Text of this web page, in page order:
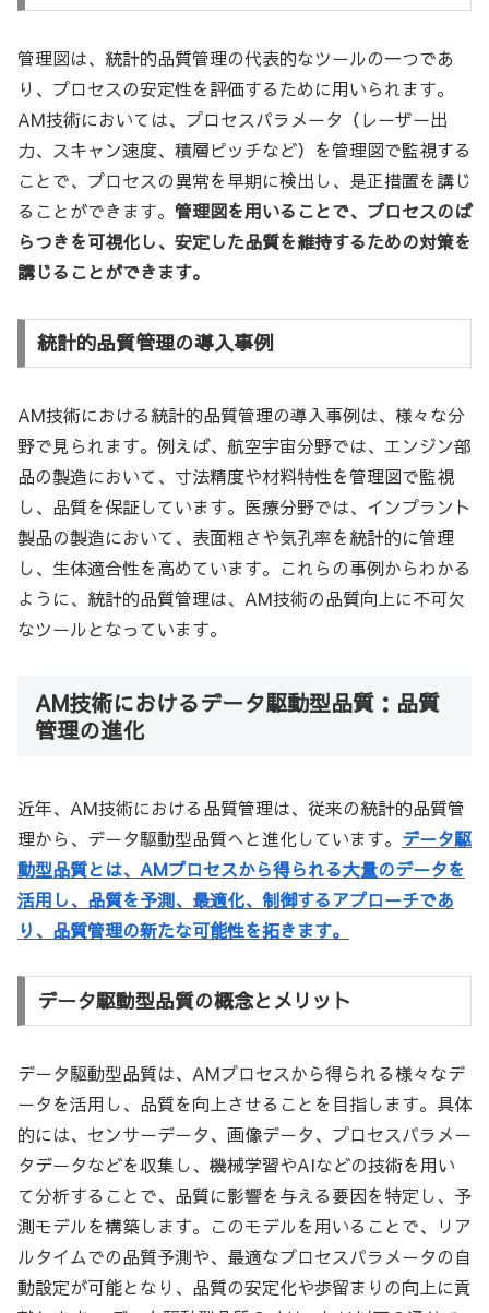
管理図は、統計的品質管理の代表的なツールの一つであ
り、プロセスの安定性を評価するために用いられます。
AM技術においては、プロセスパラメータ（レーザー出
力、スキャン速度、積層ピッチなど）を管理図で監視する
ことで、プロセスの異常を早期に検出し、是正措置を講じ
ることができます。 管理図を用いることで、プロセスのば
らつきを可視化し、安定した品質を維持するための対策を
講じることができます。
統計的品質管理の導入事例
AM技術における統計的品質管理の導入事例は、様々な分
野で見られます。例えば、航空宇宙分野では、エンジン部
品の製造において、寸法精度や材料特性を管理図で監視
し、品質を保証しています。医療分野では、インプラント
製品の製造において、表面粗さや気孔率を統計的に管理
し、生体適合性を高めています。これらの事例からわかる
ように、統計的品質管理は、AM技術の品質向上に不可欠
なツールとなっています。
AM技術におけるデータ駆動型品質：品質
管理の進化
近年、AM技術における品質管理は、従来の統計的品質管
理から、データ駆動型品質へと進化しています。 データ駆
動型品質とは、AMプロセスから得られる大量のデータを
活用し、品質を予測、最適化、制御するアプローチであ
り、品質管理の新たな可能性を拓きます。
データ駆動型品質の概念とメリット
データ駆動型品質は、AMプロセスから得られる様々なデ
ータを活用し、品質を向上させることを目指します。具体
的には、センサーデータ、画像データ、プロセスパラメー
タデータなどを収集し、機械学習やAIなどの技術を用い
て分析することで、品質に影響を与える要因を特定し、予
測モデルを構築します。このモデルを用いることで、リア
ルタイムでの品質予測や、最適なプロセスパラメータの自
動設定が可能となり、品質の安定化や歩留まりの向上に貢